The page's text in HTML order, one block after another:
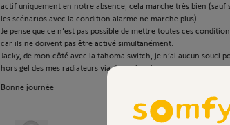
actif uniquement en notre absence, cela marche très bien (sauf
les scénarios avec la condition alarme ne marche plus).
Je pense que ce n’est pas possible de mettre toutes ces
car ils ne doivent pas être activé simultanément.
Jacky, de mon côté avec la tahoma switch, je n’ai aucun souci
hors gel des mes radiateurs via des scénarios.
Bonne journée